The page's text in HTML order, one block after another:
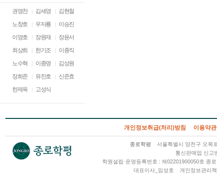
권영찬 김세영
김현철
노창호
우자룡
이승진
이영호
장원재
장윤서
최상희
한기조
이종직
노수혁
이종명
김성원
장희준
유진호
신준효
한제욱
고성식
개인정보취급(처리)방침 이용약관
종로학평
서울특별시 양천구 오목
통신판매업 신고
학원설립·운영등록번호 : 제02201900050호 종
대표이사_임성호
개인정보관리